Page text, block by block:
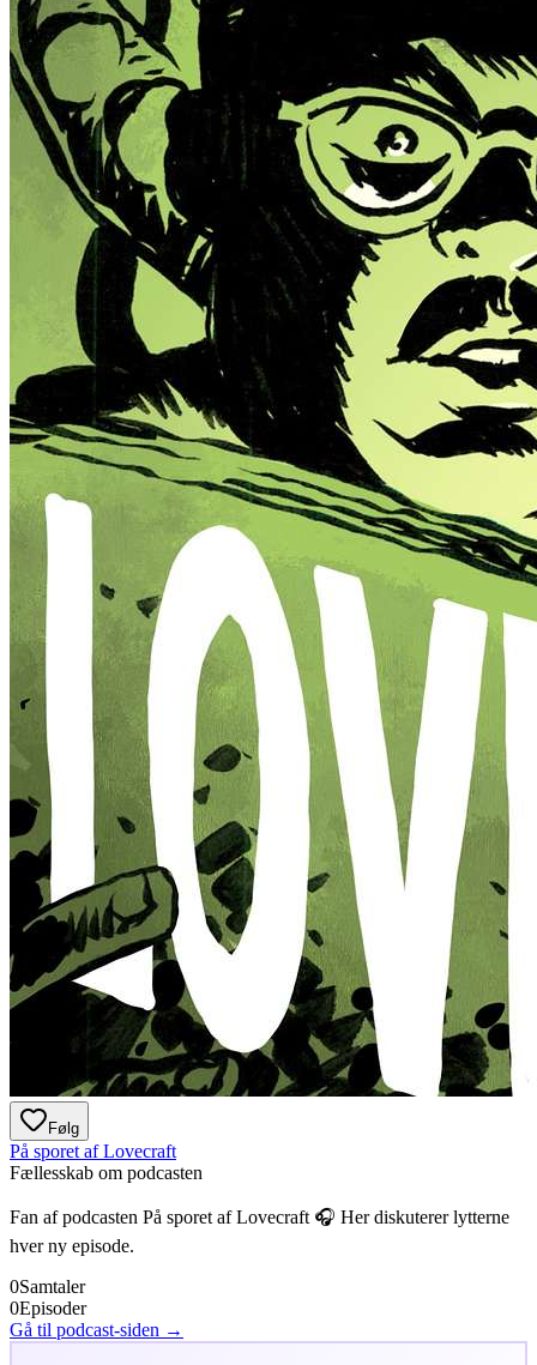
Følg
På sporet af Lovecraft
Fællesskab om podcasten
Fan af podcasten På sporet af Lovecraft 🎧 Her diskuterer lytterne
hver ny episode.
0Samtaler
0Episoder
Gå til podcast-siden →